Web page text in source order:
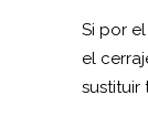
Si por
el